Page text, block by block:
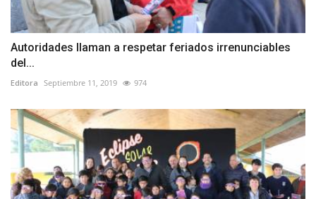
Autoridades llaman a respetar feriados irrenunciables
del...
Editora Septiembre 11, 2019 974